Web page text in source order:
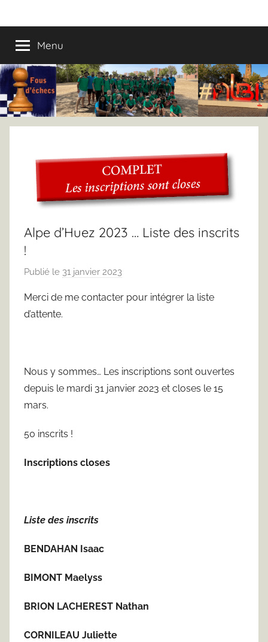
au
contenu
Fous
d’échecs
la
colo
Menu
Alpe d’Huez 2023 … Liste des inscrits
!
Publié le 31 janvier 2023
m
Merci de me contacter pour intégrer la liste
d’attente.
Nous y sommes… Les inscriptions sont ouvertes
depuis le mardi 31 janvier 2023 et closes le 15
mars.
50 inscrits !
Inscriptions closes
Liste des inscrits
BENDAHAN Isaac
BIMONT Maelyss
BRION LACHEREST Nathan
CORNILEAU Juliette